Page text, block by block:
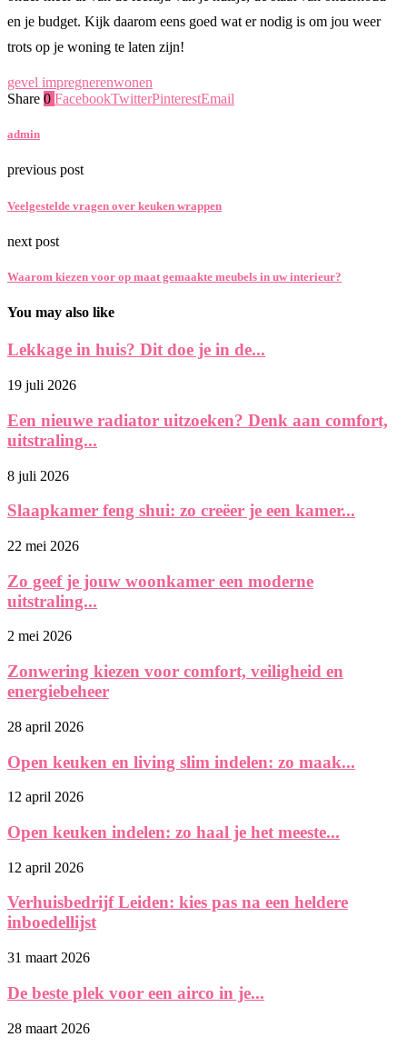
en je budget. Kijk daarom eens goed wat er nodig is om jou weer
trots op je woning te laten zijn!
gevel impregnerenwonen
Share 0 FacebookTwitterPinterestEmail
admin
previous post
Veelgestelde vragen over keuken wrappen
next post
Waarom kiezen voor op maat gemaakte meubels in uw interieur?
You may also like
Lekkage in huis? Dit doe je in de...
19 juli 2026
Een nieuwe radiator uitzoeken? Denk aan comfort,
uitstraling...
8 juli 2026
Slaapkamer feng shui: zo creëer je een kamer...
22 mei 2026
Zo geef je jouw woonkamer een moderne
uitstraling...
2 mei 2026
Zonwering kiezen voor comfort, veiligheid en
energiebeheer
28 april 2026
Open keuken en living slim indelen: zo maak...
12 april 2026
Open keuken indelen: zo haal je het meeste...
12 april 2026
Verhuisbedrijf Leiden: kies pas na een heldere
inboedellijst
31 maart 2026
De beste plek voor een airco in je...
28 maart 2026